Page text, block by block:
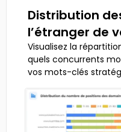
Distribution
l’étranger de
Visualisez la
quels concurrents
vos mots-clés